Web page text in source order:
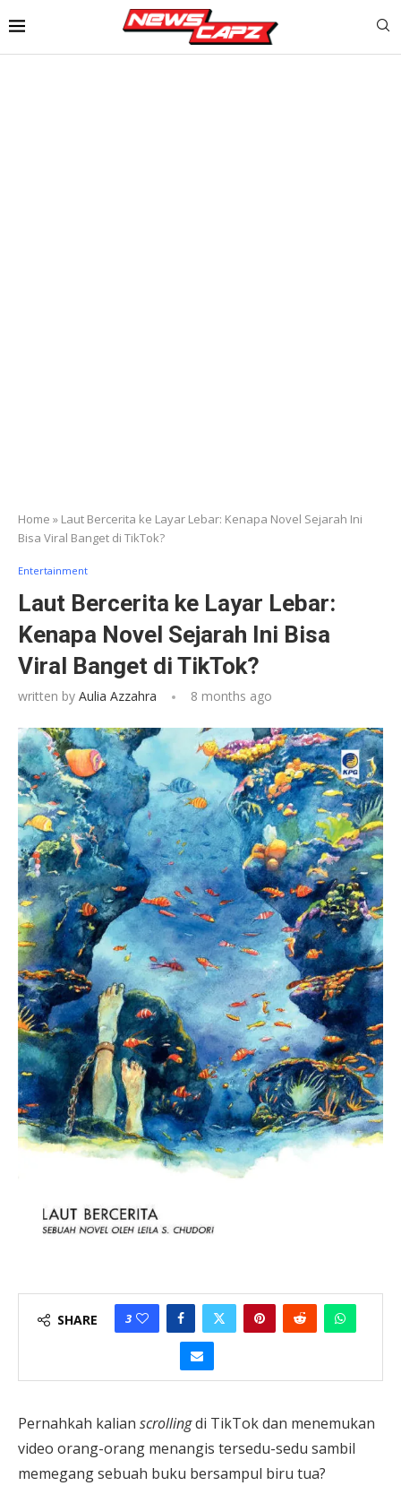
Home » Laut Bercerita ke Layar Lebar: Kenapa Novel Sejarah Ini
Bisa Viral Banget di TikTok?
Entertainment
Laut Bercerita ke Layar Lebar:
Kenapa Novel Sejarah Ini Bisa
Viral Banget di TikTok?
written by Aulia Azzahra 8 months ago
SHARE 3
Pernahkah kalian scrollingdi TikTok dan menemukan
video orang-orang menangis tersedu-sedu sambil
memegang sebuah buku bersampul biru tua?